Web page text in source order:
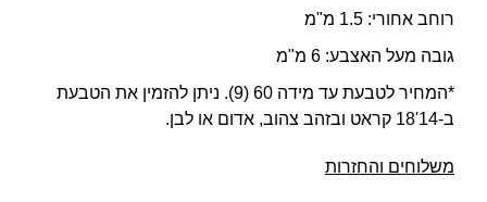
רוחב אחורי: 1.5 מ"מ
גובה מעל האצבע: 6 מ"מ
*המחיר לטבעת עד מידה 60 (9). ניתן להזמין את הטבעת
ב-14'18 קראט ובזהב צהוב, אדום או לבן.
משלוחים והחזרות